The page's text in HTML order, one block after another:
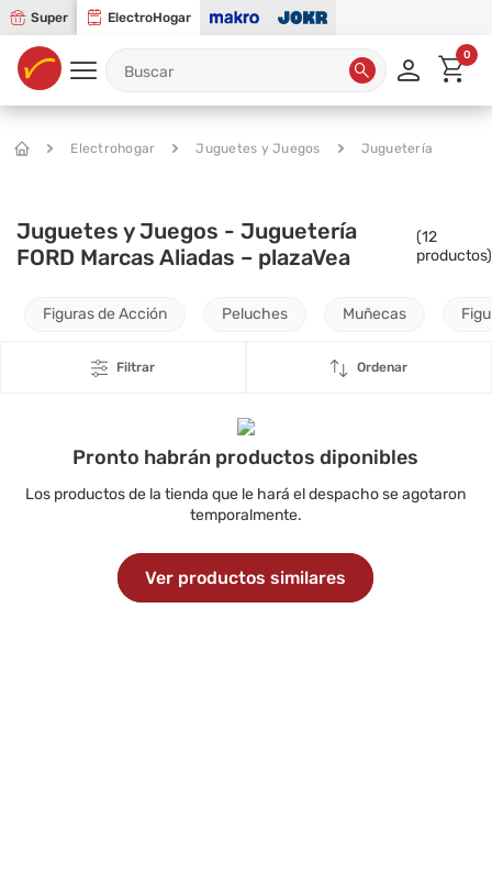
Super ElectroHogar
0
Electrohogar Juguetes y Juegos Juguetería
Juguetes y Juegos - Juguetería
FORD Marcas Aliadas – plazaVea
(12
productos)
Figuras de Acción Peluches Muñecas
Filtrar Ordenar
Pronto habrán productos diponibles
Los productos de la tienda que le hará el despacho se agotaron
temporalmente.
Ver productos similares